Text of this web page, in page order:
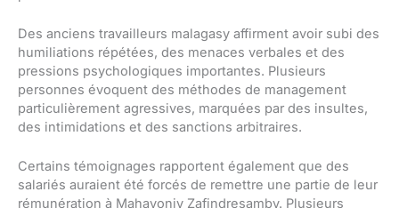
Des anciens travailleurs malagasy affirment avoir subi des
humiliations répétées, des menaces verbales et des
pressions psychologiques importantes. Plusieurs
personnes évoquent des méthodes de management
particulièrement agressives, marquées par des insultes,
des intimidations et des sanctions arbitraires.
Certains témoignages rapportent également que des
salariés auraient été forcés de remettre une partie de leur
rémunération à Mahavonjy Zafindresamby. Plusieurs